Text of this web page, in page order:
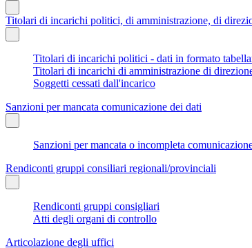
Titolari di incarichi politici, di amministrazione, di
Titolari di incarichi politici - dati in formato
Titolari di incarichi di amministrazione di
Soggetti cessati dall'incarico
Sanzioni per mancata comunicazione dei dati
Sanzioni per mancata o incompleta
Rendiconti gruppi consiliari regionali/provinciali
Rendiconti gruppi consigliari
Atti degli organi di controllo
Articolazione degli uffici